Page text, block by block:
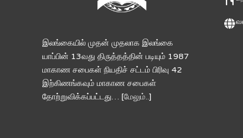
இலங்கையில் முதன் முதலாக இலங்கை
யாப்பின் 13வது திருத்தத்தின் படியும் 1987
மாகாண சபைகள் நியதிச் சட்டம் பிரிவு 42
இற்கிணங்கவும் மாகாண சபைகள்
தோற்றுவிக்கப்பட்டது… [மேலும்..]